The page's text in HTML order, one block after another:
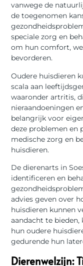
vanwege de
de toegenomen
speciale zorg en
om hun comfort,
bevorderen.
Oudere huisdieren
scala aan
waaronder artritis,
nieraandoeningen
belangrijk voor
deze problemen en
medische zorg en
huisdieren.
De dierenarts in
identificeren en
advies geven over
huisdieren kunnen
aandacht te
hun oudere
gedurende hun
Dierenwelzijn: